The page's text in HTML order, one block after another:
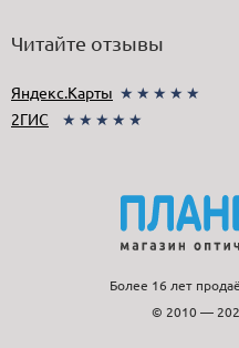
Читайте отзывы
Яндекс.Карты ★★★★★
2ГИС
★★★★★
Более 16 лет
© 2010 —